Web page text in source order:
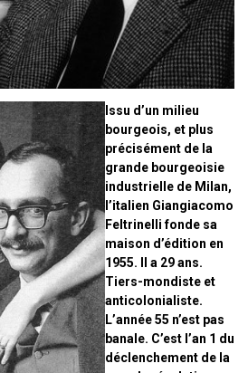
Issu d’un milieu
bourgeois, et plus
précisément de la
grande bourgeoisie
industrielle de Milan,
l’italien Giangiacomo
Feltrinelli fonde sa
maison d’édition en
1955. Il a 29 ans.
Tiers-mondiste et
anticolonialiste.
L’année 55 n’est pas
banale. C’est l’an 1 du
déclenchement de la